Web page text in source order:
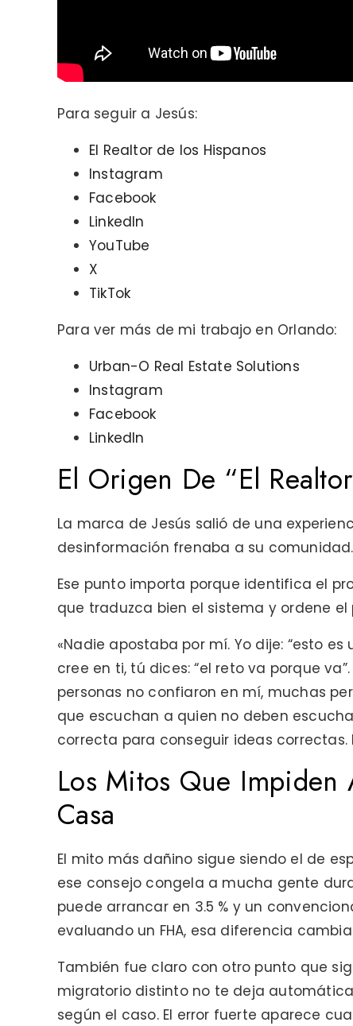
Para seguir a Jesús:
El Realtor de los Hispanos
Instagram
Facebook
LinkedIn
YouTube
X
TikTok
Para ver más de mi trabajo en Orlando:
Urban-O Real Estate Solutions
Instagram
Facebook
LinkedIn
El Origen De “El
La marca de Jesús salió de una
desinformación frenaba a su comunidad.
Ese punto importa porque identifica el
que traduzca bien el sistema y ordene el
«Nadie apostaba por mí. Yo dije: “esto
cree en ti, tú dices: “el reto va porque
personas no confiaron en mí, muchas
que escuchan a quien no deben
correcta para conseguir ideas correctas.
Los Mitos Que Impiden
Casa
El mito más dañino sigue siendo el de
ese consejo congela a mucha gente
puede arrancar en 3.5 % y un
evaluando un FHA, esa diferencia
También fue claro con otro punto que
migratorio distinto no te deja
según el caso. El error fuerte aparece